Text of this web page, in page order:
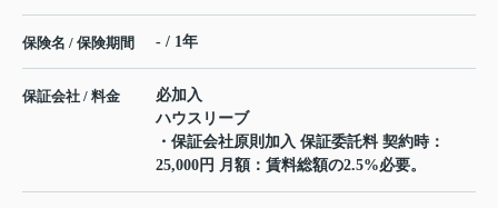
保険名 / 保険期間 - / 1年
保証会社 / 料金
必加入
ハウスリーブ
・保証会社原則加入 保証委託料 契約時：
25,000円 月額：賃料総額の2.5%必要。